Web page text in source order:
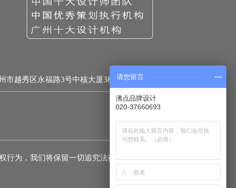
市越秀区永福路3号中核大厦3楼
行为，我们将保留一切追究法律责任的权
请您留言
沸点品牌设计
020-37660693